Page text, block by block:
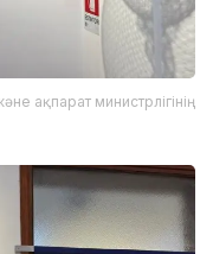
ақпарат министрлігінің